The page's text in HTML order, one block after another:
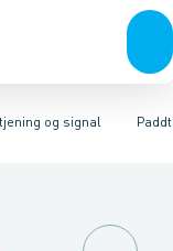
Forgreningsmateriel
og signal
og softstartere
Tilslutningsmodul